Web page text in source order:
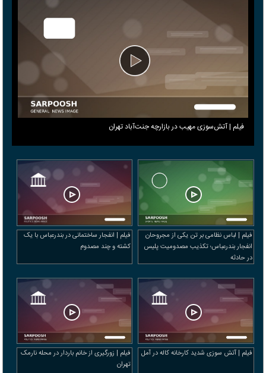
فیلم | آتش‌سوزی مهیب در بازارچه جنت‌آباد تهران
فیلم | لباس نظامی بر تن یکی از مجروحان
انفجار بندرعباس؛ تکذیب مصدومیت پلیس
در حادثه
فیلم | انفجار ساختمانی در بندرعباس با یک
کشته و چند مصدوم
فیلم | آتش سوزی شدید کارخانه کاله در آمل
فیلم | زورگیری از خانم باردار در محله نارمک
تهران